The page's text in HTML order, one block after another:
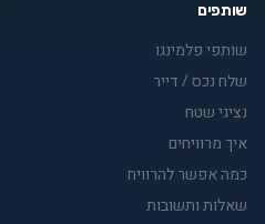
שותפים
שותפי פלמינגו
שלח נכס / דייר
נציגי שטח
איך מרוויחים
כמה אפשר להרוויח
שאלות ותשובות